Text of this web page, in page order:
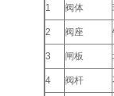
1 阀体
2 阀座
3 闸板
4 阀杆